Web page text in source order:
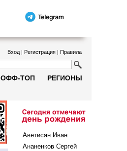
Вход | Регистрация | Правила
ОФФ-ТОП
РЕГИОНЫ
Аветисян Иван
Ананенков Сергей